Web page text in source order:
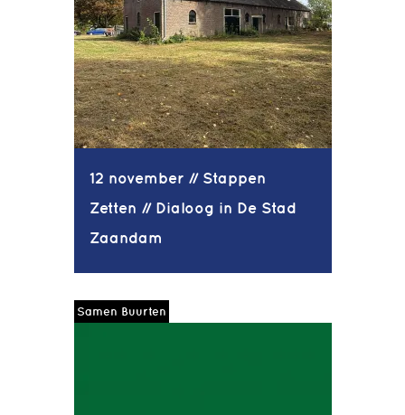
12 november // Stappen
Zetten // Dialoog in De Stad
Zaandam
Samen Buurten